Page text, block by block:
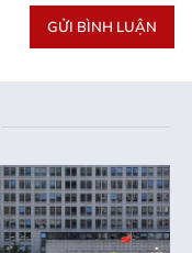
GỬI BÌNH LUẬN